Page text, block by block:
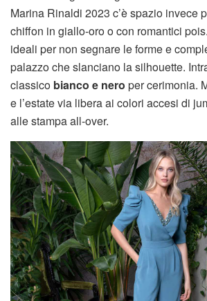
Marina Rinaldi 2023 c’è spazio invece
chiffon in giallo-oro o con romantici
ideali per non segnare le forme e
palazzo che slanciano la silhouette.
classico bianco e nero per cerimonia.
e l’estate via libera ai colori accesi di
alle stampa all-over.